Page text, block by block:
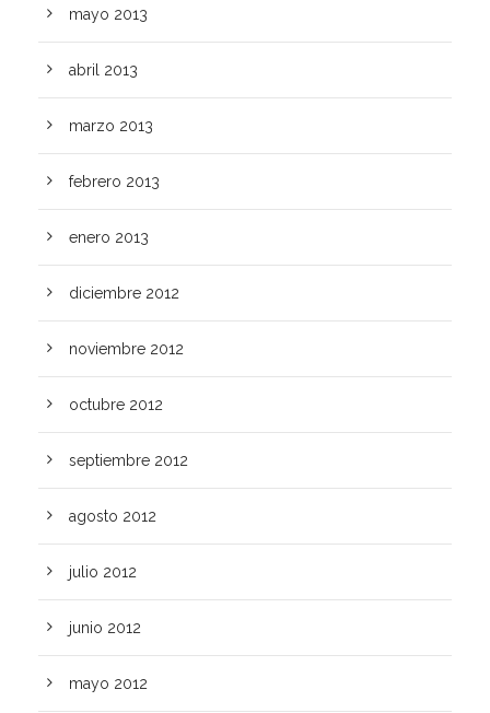
mayo 2013
abril 2013
marzo 2013
febrero 2013
enero 2013
diciembre 2012
noviembre 2012
octubre 2012
septiembre 2012
agosto 2012
julio 2012
junio 2012
mayo 2012